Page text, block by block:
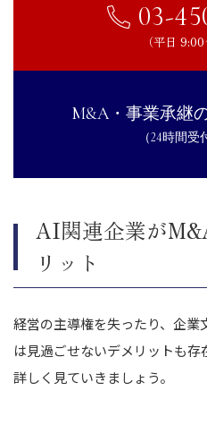
03-
（平日
M&A・事業承継
（24時間受
AI関連企業が
リット
経営の主導権を失ったり、企業
は見過ごせないデメリットも
詳しく見ていきましょう。